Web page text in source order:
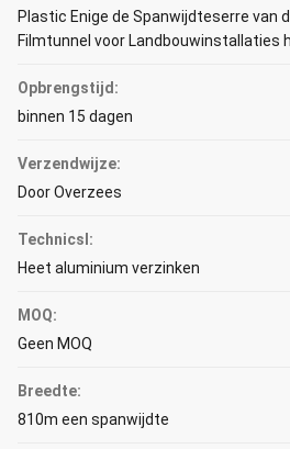
Plastic Enige de Spanwijdteserre van
Filmtunnel voor Landbouwinstallaties
Opbrengstijd:
binnen 15 dagen
Verzendwijze:
Door Overzees
Technicsl:
Heet aluminium verzinken
MOQ:
Geen MOQ
Breedte:
810m een spanwijdte